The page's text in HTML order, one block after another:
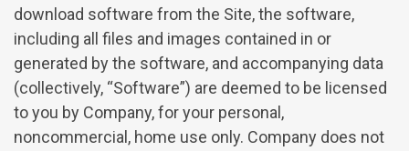
download software from the Site, the software,
including all files and images contained in or
generated by the software, and accompanying data
(collectively, “Software”) are deemed to be licensed
to you by Company, for your personal,
noncommercial, home use only. Company does not